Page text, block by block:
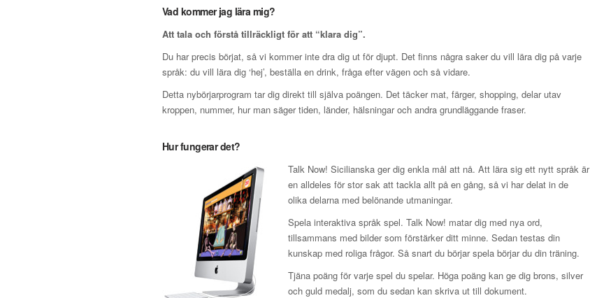
Vad kommer jag lära mig?
Att tala och förstå tillräckligt för att “klara dig”.
Du har precis börjat, så vi kommer inte dra dig ut för djupt. Det finns några saker du vill lära dig på varje
språk: du vill lära dig ‘hej’, beställa en drink, fråga efter vägen och så vidare.
Detta nybörjarprogram tar dig direkt till själva poängen. Det täcker mat, färger, shopping, delar utav
kroppen, nummer, hur man säger tiden, länder, hälsningar och andra grundläggande fraser.
Hur fungerar det?
Talk Now! Sicilianska ger dig enkla mål att nå. Att lära sig ett nytt språk är
en alldeles för stor sak att tackla allt på en gång, så vi har delat in de
olika delarna med belönande utmaningar.
Spela interaktiva språk spel. Talk Now! matar dig med nya ord,
tillsammans med bilder som förstärker ditt minne. Sedan testas din
kunskap med roliga frågor. Så snart du börjar spela börjar du din träning.
Tjäna poäng för varje spel du spelar. Höga poäng kan ge dig brons, silver
och guld medalj, som du sedan kan skriva ut till dokument.